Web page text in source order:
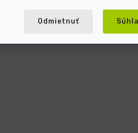
Odmietnuť